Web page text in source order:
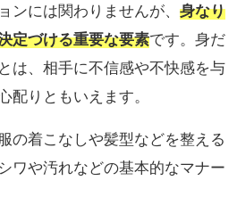
ンには関わりませんが、 身なり
定づける重要な要素です。身だ
は、相手に不信感や不快感を与
配りともいえます。
の着こなしや髪型などを整える
ワや汚れなどの基本的なマナー